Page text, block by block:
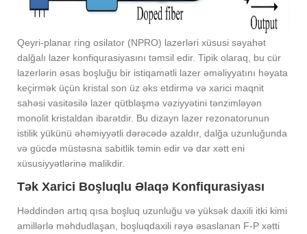
Qeyri-planar ring osilator (NPRO) lazerləri xüsusi səyahət
dalğalı lazer konfiqurasiyasını təmsil edir. Tipik olaraq, bu cür
lazerlərin əsas boşluğu bir istiqamətli lazer əməliyyatını həyata
keçirmək üçün kristal son üz əks etdirmə və xarici maqnit
sahəsi vasitəsilə lazer qütbləşmə vəziyyətini tənzimləyən
monolit kristaldan ibarətdir. Bu dizayn lazer rezonatorunun
istilik yükünü əhəmiyyətli dərəcədə azaldır, dalğa uzunluğunda
və gücdə müstəsna sabitlik təmin edir və dar xətt eni
xüsusiyyətlərinə malikdir.
Tək Xarici Boşluqlu Əlaqə Konfiqurasiyası
Həddindən artıq qısa boşluq uzunluğu və yüksək daxili itki kimi
amillərlə məhdudlaşan, boşluqdaxili rəyə əsaslanan F-P xətti